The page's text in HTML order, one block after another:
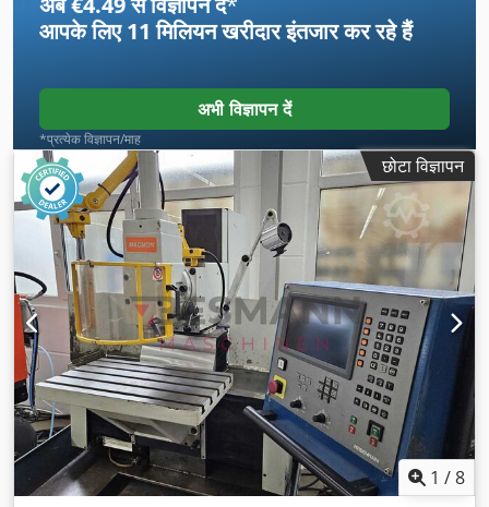
आपके लिए11 मिलियन खरीदारइंतजार कर रहे हैं
अभी विज्ञापन दें
*प्रत्येक विज्ञापन/माह
छोटा विज्ञापन
1 /8